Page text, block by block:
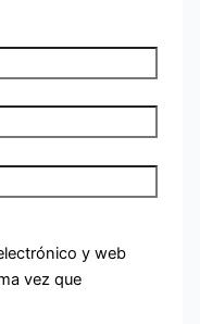
y web
vez que